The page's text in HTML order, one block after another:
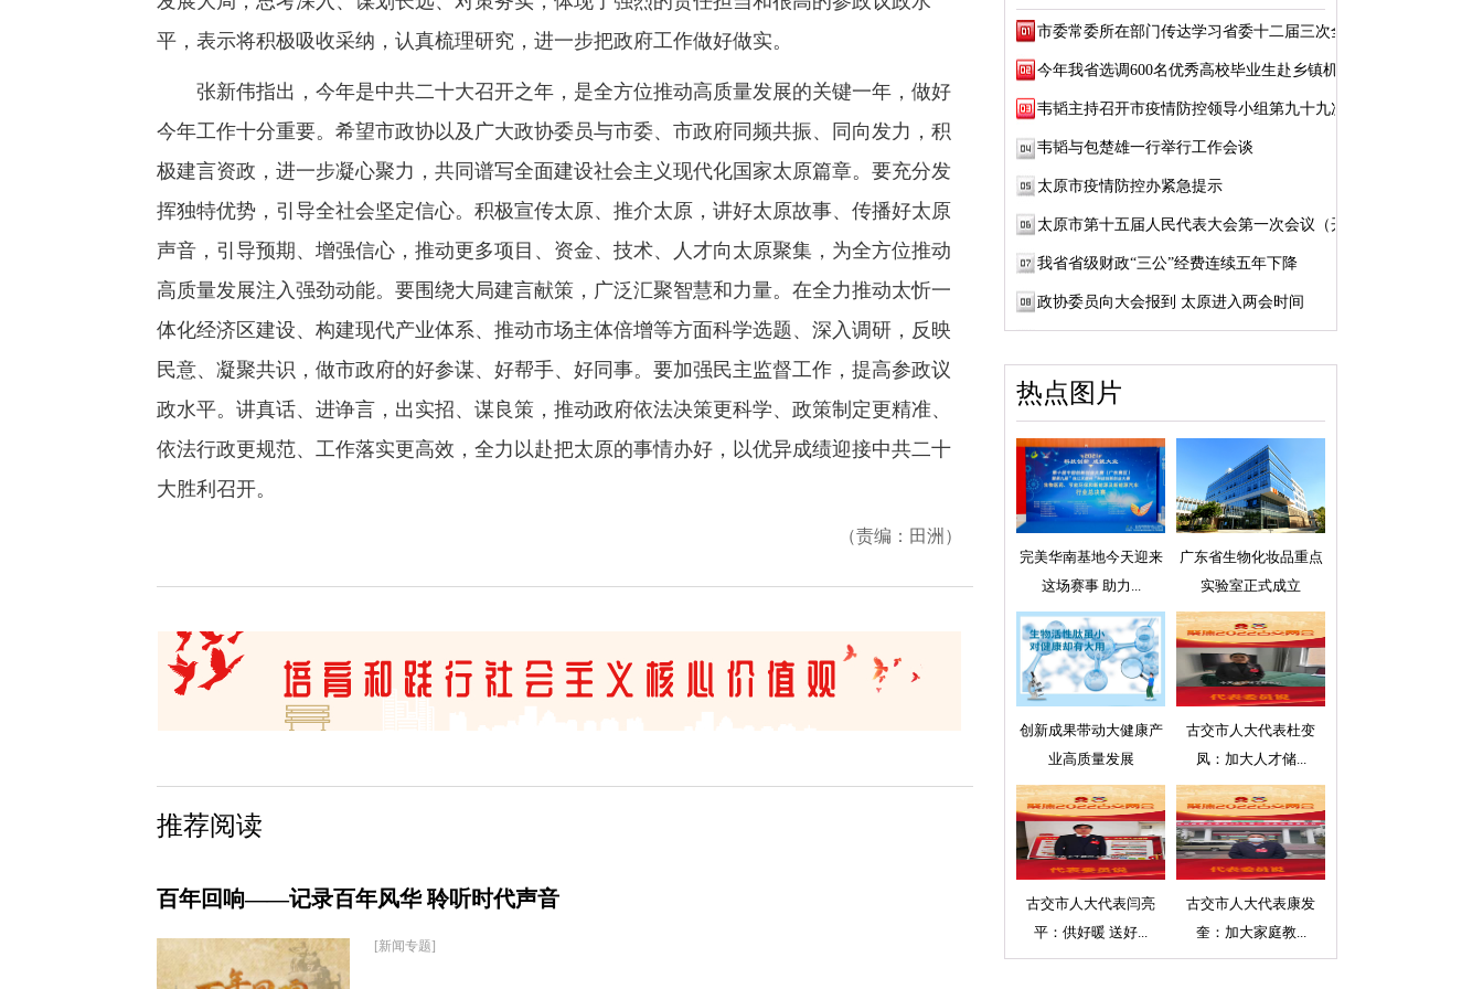
平，表示将积极吸收采纳，认真梳理研究，进一步把政府工作做好做实。
张新伟指出，今年是中共二十大召开之年，是全方位推动高质量发展的关键一年，做好
今年工作十分重要。希望市政协以及广大政协委员与市委、市政府同频共振、同向发力，积
极建言资政，进一步凝心聚力，共同谱写全面建设社会主义现代化国家太原篇章。要充分发
挥独特优势，引导全社会坚定信心。积极宣传太原、推介太原，讲好太原故事、传播好太原
声音，引导预期、增强信心，推动更多项目、资金、技术、人才向太原聚集，为全方位推动
高质量发展注入强劲动能。要围绕大局建言献策，广泛汇聚智慧和力量。在全力推动太忻一
体化经济区建设、构建现代产业体系、推动市场主体倍增等方面科学选题、深入调研，反映
民意、凝聚共识，做市政府的好参谋、好帮手、好同事。要加强民主监督工作，提高参政议
政水平。讲真话、进诤言，出实招、谋良策，推动政府依法决策更科学、政策制定更精准、
依法行政更规范、工作落实更高效，全力以赴把太原的事情办好，以优异成绩迎接中共二十
大胜利召开。
（责编：田洲）
推荐阅读
百年回响——记录百年风华 聆听时代声音
[新闻专题]
市委常委所在部门传达学习省委十二届三次全...
今年我省选调600名优秀高校毕业生赴乡镇机关...
韦韬主持召开市疫情防控领导小组第九十九次会议
韦韬与包楚雄一行举行工作会谈
太原市疫情防控办紧急提示
太原市第十五届人民代表大会第一次会议（开...
我省省级财政“三公”经费连续五年下降
政协委员向大会报到 太原进入两会时间
热点图片
完美华南基地今天迎来
这场赛事 助力...
广东省生物化妆品重点
实验室正式成立
创新成果带动大健康产
业高质量发展
古交市人大代表杜变
凤：加大人才储...
古交市人大代表闫亮
平：供好暖 送好...
古交市人大代表康发
奎：加大家庭教...